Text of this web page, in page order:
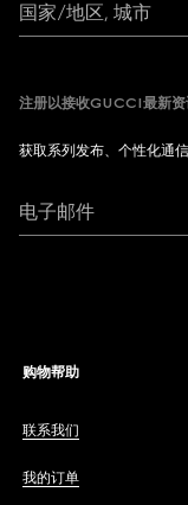
国家/地区, 城市
注册以接收GUCCI最新资
获取系列发布、个性化通
电子邮件
购物帮助
联系我们
我的订单